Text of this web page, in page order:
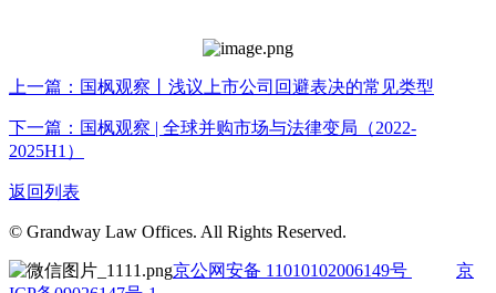
上一篇：国枫观察丨浅议上市公司回避表决的常见类型
下一篇：国枫观察 | 全球并购市场与法律变局（2022-
2025H1）
返回列表
© Grandway Law Offices. All Rights Reserved.
京公网安备 11010102006149号
京